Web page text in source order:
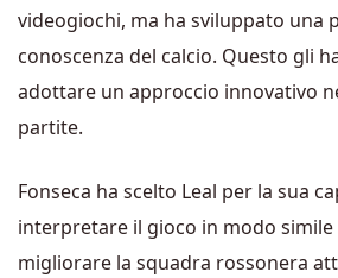
videogiochi, ma ha sviluppato una
conoscenza del calcio. Questo gli
adottare un approccio innovativo
partite.
Fonseca ha scelto Leal per la sua
interpretare il gioco in modo simile
migliorare la squadra rossonera